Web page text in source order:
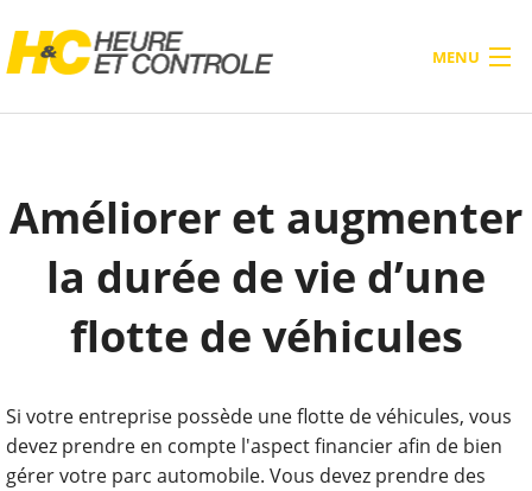
MENU
SERVICES
Améliorer et augmenter
la durée de vie d’une
flotte de véhicules
Si votre entreprise possède une flotte de véhicules, vous
devez prendre en compte l'aspect financier afin de bien
gérer votre parc automobile. Vous devez prendre des